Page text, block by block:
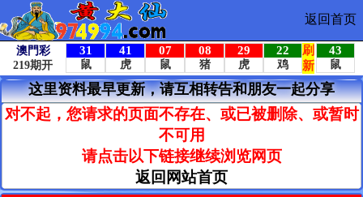
返回首页
这里资料最早更新，请互相转告和朋友一起分享
对不起，您请求的页面不存在、或已被删除、或暂时
不可用
请点击以下链接继续浏览网页
返回网站首页